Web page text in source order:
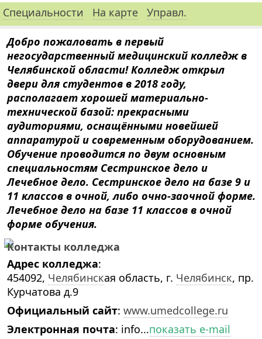
Специальности
На карте Управл.
Добро пожаловать в первый
негосударственный медицинский колледж в
Челябинской области! Колледж открыл
двери для студентов в 2018 году,
располагает хорошей материально-
технической базой: прекрасными
аудиториями, оснащёнными новейшей
аппаратурой и современным оборудованием.
Обучение проводится по двум основным
специальностям Сестринское дело и
Лечебное дело. Сестринское дело на базе 9 и
11 классов в очной, либо очно-заочной форме.
Лечебное дело на базе 11 классов в очной
форме обучения.
Контакты колледжа
Адрес колледжа:
454092, Челябинская область, г. Челябинск, пр.
Курчатова д.9
Официальный сайт: www.umedcollege.ru
Электронная почта: info...показать e-mail